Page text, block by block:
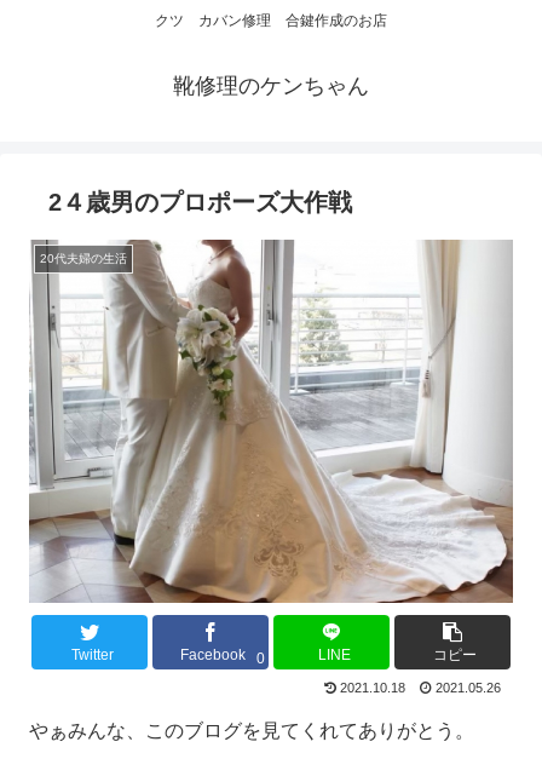
クツ カバン修理 合鍵作成のお店
靴修理のケンちゃん
2４歳男のプロポーズ大作戦
20代夫婦の生活
Twitter Facebook 0 LINE コピー
2021.10.18 2021.05.26
やぁみんな、このブログを見てくれてありがとう。